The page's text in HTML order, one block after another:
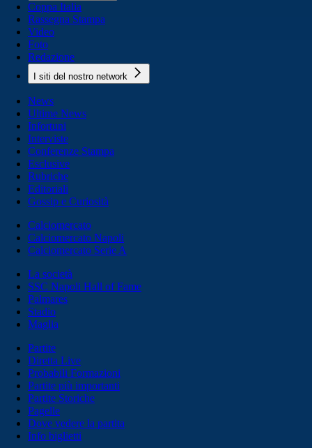
Coppa Italia
Rassegna Stampa
Video
Foto
Redazione
I siti del nostro network
News
Ultime News
Infortuni
Interviste
Conferenze Stampa
Esclusive
Rubriche
Editoriali
Gossip e Curiosità
Calciomercato
Calciomercato Napoli
Calciomercato Serie A
La società
SSC Napoli Hall of Fame
Palmares
Stadio
Maglia
Partite
Diretta Live
Probabili Formazioni
Partite più importanti
Partite Storiche
Pagelle
Dove vedere la partita
Info biglietti